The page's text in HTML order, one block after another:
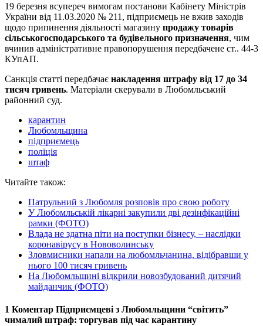
19 березня всупереч вимогам постанови Кабінету Міністрів
України від 11.03.2020 № 211, підприємець не вжив заходів
щодо припинення діяльності магазину продажу товарів
сільськогосподарського та будівельного призначення, чим
вчинив адміністративне правопорушення передбачене ст.. 44-3
КУпАП.
Санкція статті передбачає накладення штрафу від 17 до 34
тисяч гривень. Матеріали скерували в Любомльський
районний суд.
карантин
Любомльщина
підприємець
поліція
штаф
Читайте також:
Патрульний з Любомля розповів про свою роботу
У Любомльській лікарні закупили дві дезінфікаційні
рамки (ФОТО)
Влада не здатна піти на поступки бізнесу, – наслідки
коронавірусу в Нововолинську
Зловмисники напали на любомльчанина, відібравши у
нього 100 тисяч гривень
На Любомльщині відкрили новозбудований дитячий
майданчик (ФОТО)
1 Коментар Підприємцеві з Любомльщини “світить”
чималий штраф: торгував під час карантину